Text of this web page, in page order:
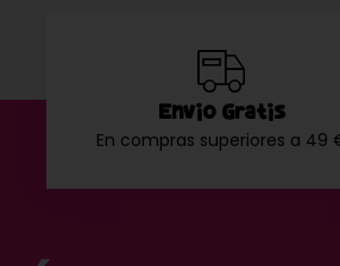
Envío Gratis
En compras superiores a 49